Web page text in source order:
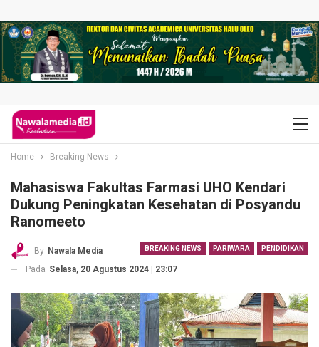
Home Breaking News
Mahasiswa Fakultas Farmasi UHO Kendari
Dukung Peningkatan Kesehatan di Posyandu
Ranomeeto
BREAKING NEWS PARIWARA PENDIDIKAN
By Nawala Media
Pada Selasa, 20 Agustus 2024 | 23:07